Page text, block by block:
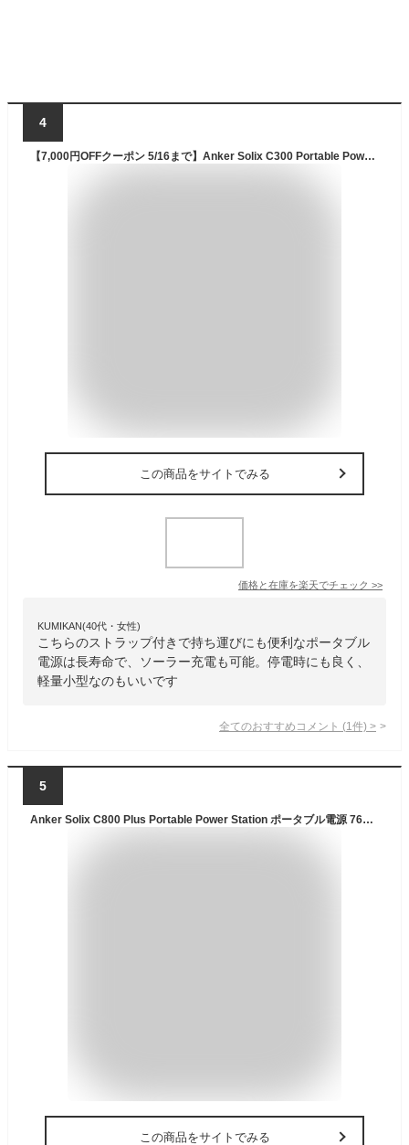
4
【7,000円OFFクーポン 5/16まで】Anker Solix C300 Portable Power Station ポータブル電源 288Wh ストラップ付き 小型軽量 1.1H満充電 300W高出力 8ポート アプリ遠隔操作 リン酸鉄 蓄電池 ポータブルバッテリー 長寿命 持ち運びやすい ソーラー充電
この商品をサイトでみる
価格と在庫を楽天でチェック >>
KUMIKAN(40代・女性)
こちらのストラップ付きで持ち運びにも便利なポータブル
電源は長寿命で、ソーラー充電も可能。停電時にも良く、
軽量小型なのもいいです
全てのおすすめコメント (1 件) >
5
Anker Solix C800 Plus Portable Power Station ポータブル電源 768Wh 58分満充電 高出力AC(定格1200W / 瞬間最大1600W, 5ポート) 長寿命10年 リン酸鉄 携帯型ライト搭載 パススルー機能 アプリ遠隔操作
この商品をサイトでみる